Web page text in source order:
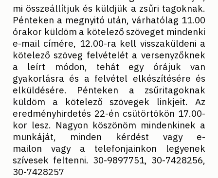
mi összeállítjuk és küldjük a zsűri tagoknak.
Pénteken a megnyitó után, várhatólag 11.00
órakor küldöm a kötelező szöveget mindenki
e-mail címére, 12.00-ra kell visszaküldeni a
kötelező szöveg felvételét a versenyzőknek
a leírt módon, tehát egy órájuk van
gyakorlásra és a felvétel elkészítésére és
elküldésére. Pénteken a zsűritagoknak
küldöm a kötelező szövegek linkjeit. Az
eredményhirdetés 22-én csütörtökön 17.00-
kor lesz. Nagyon köszönöm mindenkinek a
munkáját, minden kérdést vagy e-
mailon vagy a telefonjainkon legyenek
szívesek feltenni. 30-9897751, 30-7428256,
30-7428257